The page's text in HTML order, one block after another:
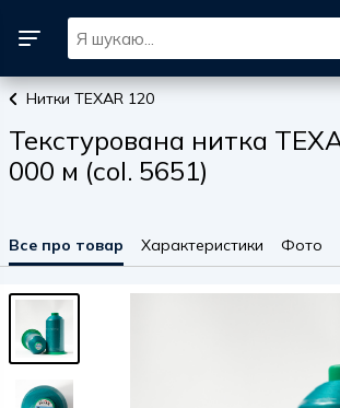
Нитки TEXAR 120
Текстурована нитка
000 м (col. 5651)
Все про товар Характеристики Фото